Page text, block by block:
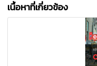
เนื้อหาที่เกี่ยวข้อง